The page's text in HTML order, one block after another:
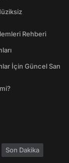
Rehberi
İçin Güncel San
Son Dakika